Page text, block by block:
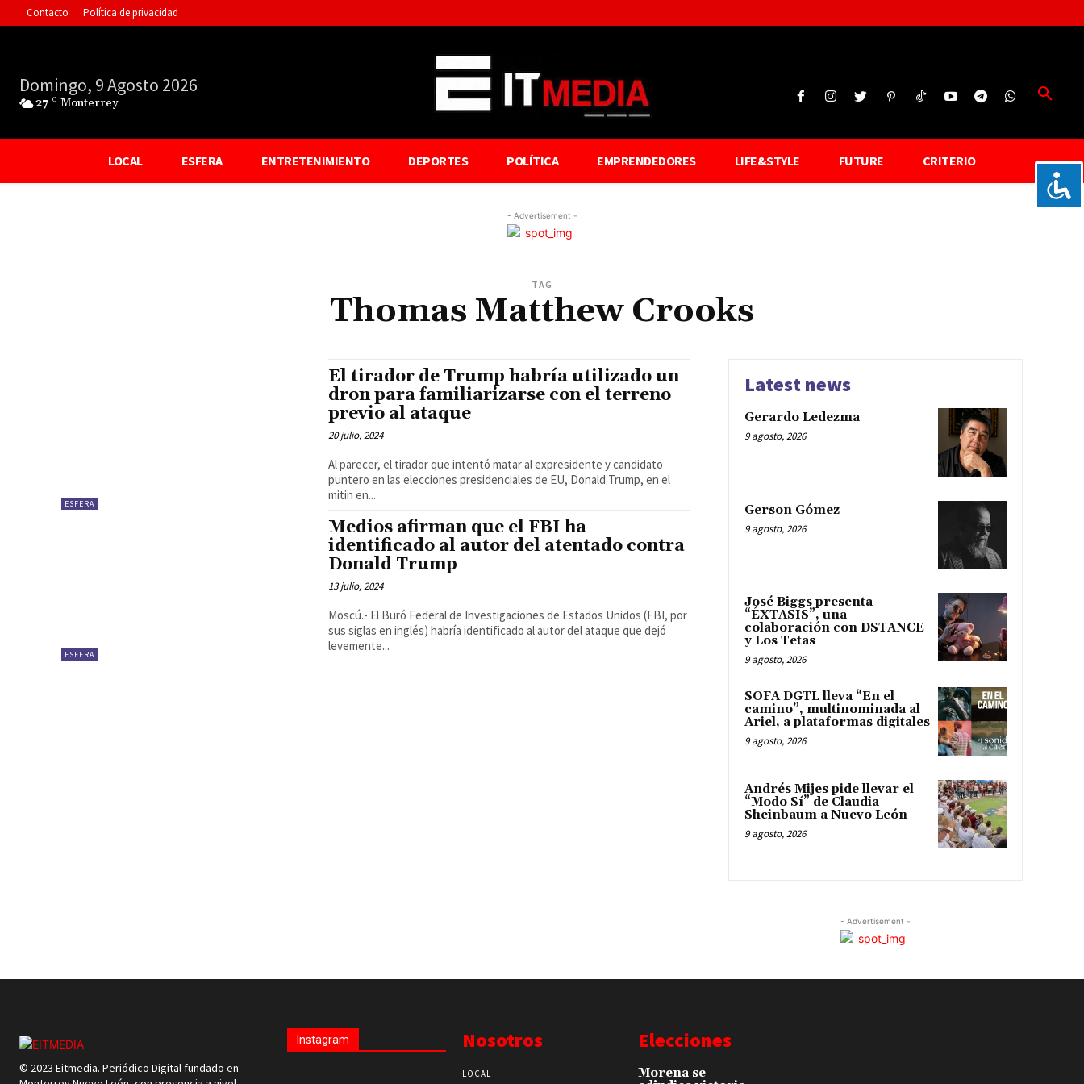
Contacto Política de privacidad
Domingo, 9 Agosto 2026
27 C Monterrey
LOCAL ESFERA ENTRETENIMIENTO DEPORTES POLÍTICA EMPRENDEDORES LIFE&STYLE FUTURE CRITERIO
- Advertisement -
TAG
Thomas Matthew Crooks
ESFERA
El tirador de Trump habría utilizado un
dron para familiarizarse con el terreno
previo al ataque
20 julio, 2024
Al parecer, el tirador que intentó matar al expresidente y candidato
puntero en las elecciones presidenciales de EU, Donald Trump, en el
mitin en...
ESFERA
Medios afirman que el FBI ha
identificado al autor del atentado contra
Donald Trump
13 julio, 2024
Moscú.- El Buró Federal de Investigaciones de Estados Unidos (FBI, por
sus siglas en inglés) habría identificado al autor del ataque que dejó
levemente...
Latest news
Gerardo Ledezma
9 agosto, 2026
Gerson Gómez
9 agosto, 2026
José Biggs presenta
“ÉXTASIS”, una
colaboración con DSTANCE
y Los Tetas
9 agosto, 2026
SOFA DGTL lleva “En el
camino”, multinominada al
Ariel, a plataformas digitales
9 agosto, 2026
Andrés Mijes pide llevar el
“Modo Sí” de Claudia
Sheinbaum a Nuevo León
9 agosto, 2026
- Advertisement -
© 2023 Eitmedia. Periódico Digital fundado en
Instagram Nosotros
LOCAL
Elecciones
Morena se